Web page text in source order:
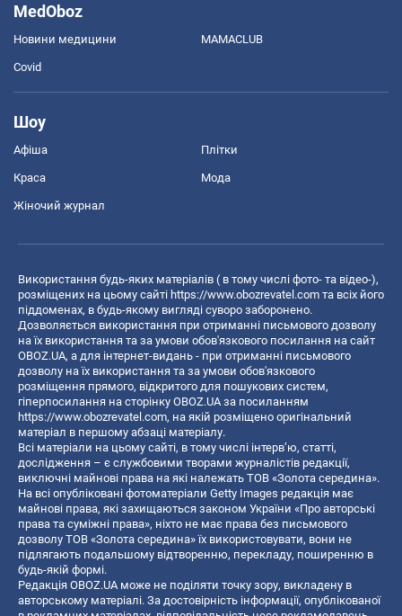
MedOboz
Новини медицини MAMACLUB
Covid
Шоу
Афіша Плітки
Краса Мода
Жіночий журнал
Використання будь-яких матеріалів ( в тому числі фото- та відео-),
розміщених на цьому сайті https://www.obozrevatel.com та всіх його
піддоменах, в будь-якому вигляді суворо заборонено.
Дозволяється використання при отриманні письмового дозволу
на їх використання та за умови обов'язкового посилання на сайт
OBOZ.UA, а для інтернет-видань - при отриманні письмового
дозволу на їх використання та за умови обов'язкового
розміщення прямого, відкритого для пошукових систем,
гіперпосилання на сторінку OBOZ.UA за посиланням
https://www.obozrevatel.com, на якій розміщено оригінальний
матеріал в першому абзаці матеріалу.
Всі матеріали на цьому сайті, в тому числі інтерв’ю, статті,
дослідження – є службовими творами журналістів редакції,
виключні майнові права на які належать ТОВ «Золота середина».
На всі опубліковані фотоматеріали Getty Images редакція має
майнові права, які захищаються законом України «Про авторські
права та суміжні права», ніхто не має права без письмового
дозволу ТОВ «Золота середина» їх використовувати, вони не
підлягають подальшому відтворенню, перекладу, поширенню в
будь-якій формі.
Редакція OBOZ.UA може не поділяти точку зору, викладену в
авторському матеріалі. За достовірність інформації, опублікованої